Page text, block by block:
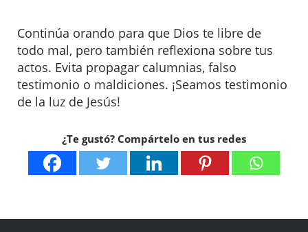
Continúa orando para que Dios te libre de
todo mal, pero también reflexiona sobre tus
actos. Evita propagar calumnias, falso
testimonio o maldiciones. ¡Seamos testimonio
de la luz de Jesús!
¿Te gustó? Compártelo en tus redes